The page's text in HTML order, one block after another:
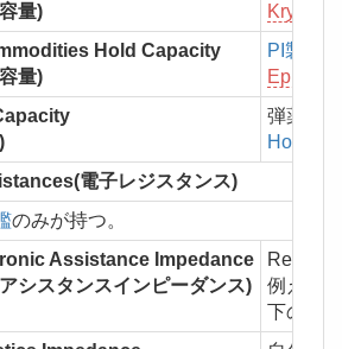
量)
Kryos
Hold Capacity
量)
PI製品
Epithal
弾薬専
Hoarder
電子レジスタンス)
のみが持つ。
Assistance Impedance
シスタンスインピーダンス)
Remote
例えば
下のも